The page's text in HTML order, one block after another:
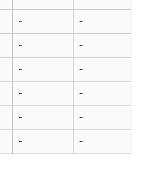
- -
- -
- -
- -
- -
- -